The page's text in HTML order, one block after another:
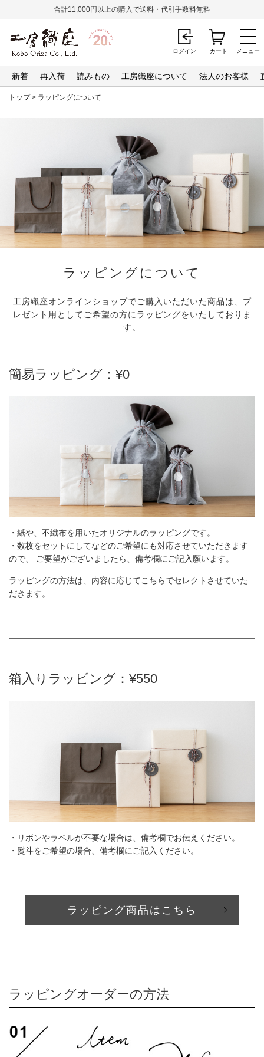
メニュー
合計11,000円以上の購入で送料・代引手数料無料
新着 再入荷 読みもの 工房織座について 法人のお客様
ログイン カート
トップ> ラッピングについて
ラッピングについて
工房織座オンラインショップでご購入いただいた商品は、プ
レゼント用としてご希望の方にラッピングをいたしておりま
す。
簡易ラッピング：¥0
・紙や、不織布を用いたオリジナルのラッピングです。
・数枚をセットにしてなどのご希望にも対応させていただきます
ので、 ご要望がございましたら、備考欄にご記入願います。
ラッピングの方法は、内容に応じてこちらでセレクトさせていた
だきます。
箱入りラッピング：¥550
・リボンやラベルが不要な場合は、備考欄でお伝えください。
・熨斗をご希望の場合、備考欄にご記入ください。
ラッピング商品はこちら
ラッピングオーダーの方法